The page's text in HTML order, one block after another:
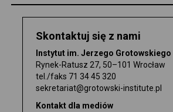
EDUKACJA
SZKOŁA
ARCHIWUM
WYDAWNICTWO
Skontaktuj się z nami
Instytut im. Jerzego Grotowskiego
Rynek-Ratusz 27, 50–101 Wrocław
tel./faks 71 34 45 320
sekretariat@grotowski-institute.pl
Kontakt dla mediów